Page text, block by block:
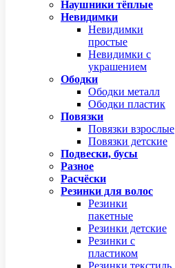
Наушники тёплые
Невидимки
Невидимки
простые
Невидимки с
украшением
Ободки
Ободки металл
Ободки пластик
Повязки
Повязки взрослые
Повязки детские
Подвески, бусы
Разное
Расчёски
Резинки для волос
Резинки
пакетные
Резинки детские
Резинки с
пластиком
Резинки текстиль